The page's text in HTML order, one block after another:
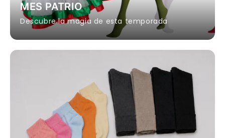
MES PATRIO
Descubre la magia de esta temporada